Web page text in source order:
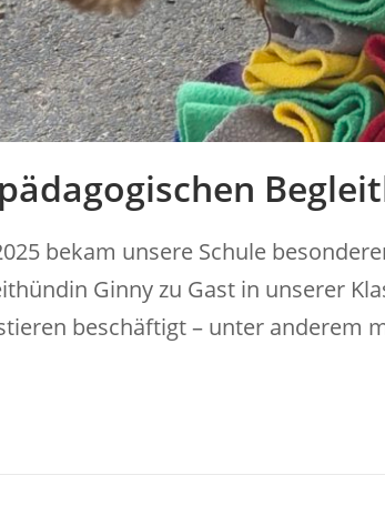
bekam unsere Schule
Ginny zu Gast in unserer
beschäftigt – unter anderem